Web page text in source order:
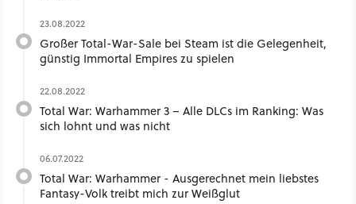
23.08.2022
Großer Total-War-Sale bei Steam ist die Gelegenheit,
günstig Immortal Empires zu spielen
22.08.2022
Total War: Warhammer 3 – Alle DLCs im Ranking: Was
sich lohnt und was nicht
06.07.2022
Total War: Warhammer - Ausgerechnet mein liebstes
Fantasy-Volk treibt mich zur Weißglut